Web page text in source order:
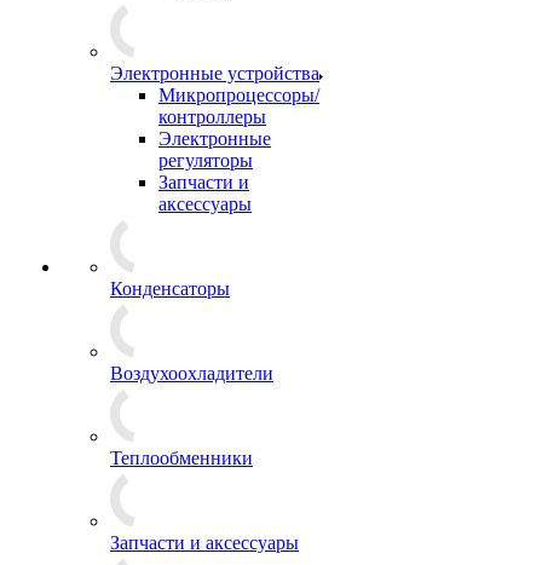
Электронные устройства
Микропроцессоры/
контроллеры
Электронные
регуляторы
Запчасти и
аксессуары
Конденсаторы
Воздухоохладители
Теплообменники
Запчасти и аксессуары